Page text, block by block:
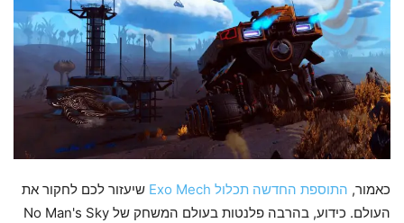
כאמור, התוספת החדשה תכלול Exo Mech
שיעזור לכם לחקור את
העולם. כידוע, בהרבה פלנטות בעולם המשחק של No Man's Sky